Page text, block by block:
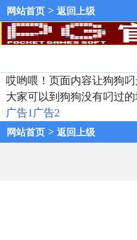
网站首页 > 返回上级
哎哟喂！页面内容让狗狗叼
大家可以到狗狗没有叼过的
广告1广告2
网站首页 > 返回上级